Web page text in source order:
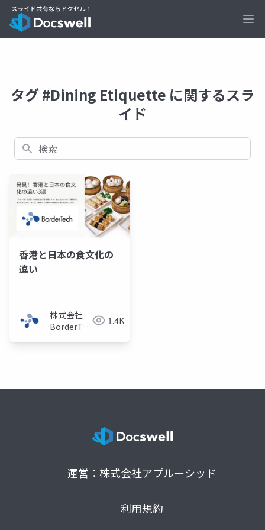
タグ #Dining Etiquette に関するスラ
イド
検索
香港と日本の食文化の
違い
株式会社
BorderTech（ボ1.4K
運営：株式会社アプルーシッド
利用規約